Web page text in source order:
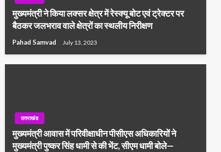
मुख्यमंत्री ने किया लक्सर क्षेत्र में रेस्क्यू बोट एवं ट्रेक्टर पर
बैठकर जलभराव वाले क्षेत्रों का स्थलीय निरीक्षण
Pahad Samvad July 13, 2023
उत्तराखंड
मुख्यमंत्री आवास में परिवीक्षाधीन पीसीएस अधिकारियों ने
मुख्यमंत्री पुष्कर सिंह धामी से की भेंट, सीएम धामी बोले—